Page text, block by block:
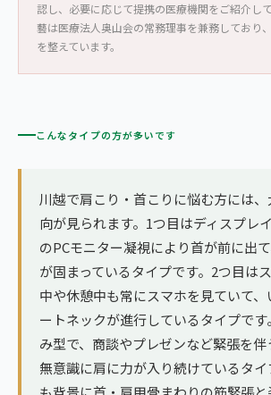
認し、必要に応じて提携の医療機関をご紹介し
藝は医療法人奥山会の常務理事を兼務しており
を整えています。
こんなタイプの方が多いです
川越で肩こり・首こりに悩む方には
向が見られます。1つ目はディスプレ
のPCモニター凝視により首が前に出
が固まっているタイプです。2つ目は
中や休憩中も常にスマホを見ていて
ートネックが進行しているタイプで
み型で、商談やプレゼンなど緊張を伴
無意識に肩に力が入り続けているタ